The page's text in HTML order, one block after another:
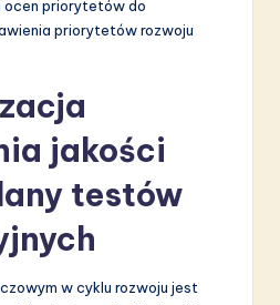
ocen priorytetów do
priorytetów rozwoju
jakości
testów
w cyklu rozwoju jest